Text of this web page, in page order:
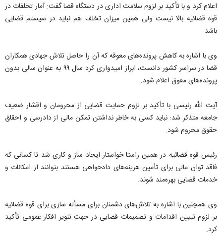
اعلام کرد و با تأکید بر لزوم سلامت اداری در دستگاه قضا گفت: آمار تخلفات در
قوه قضائیه بالا نیست ولی همین میزان تخلف هم نباید در سیستم قضایی
باشد.
وی با اشاره به کاهش پرونده‌های معوقه که آن را حاصل تلاش جهادی همکاران
قضا در سراسر کشور دانست، ابراز امیدواری کرد سال ۹۹ به عنوان سالی بدون
پرونده‌های معوق اعلام شود.
آیت الله رئیسی با تأکید بر لزوم حمایت قضایی از محرومان و اقشار ضعیف
جامعه متذکر شد: نباید کسی به خاطر نداشتن تمکن مالی از دادرسی و احقاق
حقوق محروم شود.
رئیس قوه قضائیه در همین راستا خواستار ایجاد ساز و کاری شد تا کسانی که
فاقد توان مالی برای تأمین هزینه‌های دادخواهی هستند بتوانند از امکانات و
خدمات قضایی بهره‌مند شوند.
وی همچنین با اشاره به تلاش‌های دشمنان برای مسأله سازی برای قوه قضائیه
بر لزوم تبیین اقدامات و تصمیمات قضایی در جهت تنویر افکار عمومی تأکید
کرد.